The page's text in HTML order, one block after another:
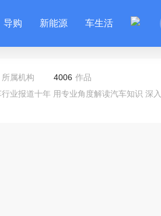
导购 新能源 车生活
所属机构 4006 作品
业报道十年 用专业角度解读汽车知识 深